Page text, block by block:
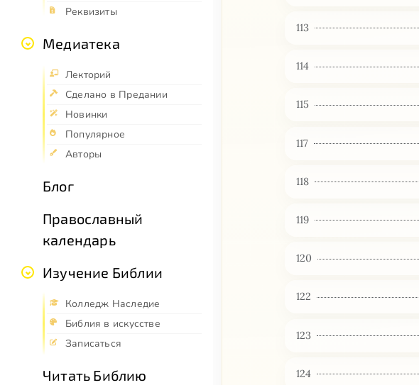
Реквизиты
Медиатека
Лекторий
Сделано в Предании
Новинки
Популярное
Авторы
Блог
Православный
календарь
Изучение Библии
Колледж Наследие
Библия в искусстве
Записаться
Читать Библию
113
114
115
117
118
119
120
122
123
124